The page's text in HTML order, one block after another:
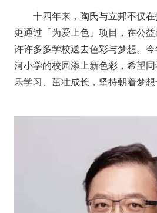
十四年来，陶氏与立邦不仅在
更通过「为爱上色」项目，在公
许许多多学校送去色彩与梦想。
河小学的校园添上新色彩，希望
乐学习、茁壮成长，坚持朝着梦想